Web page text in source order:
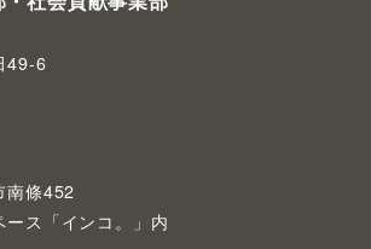
49-6
南條452
ース「インコ。」内